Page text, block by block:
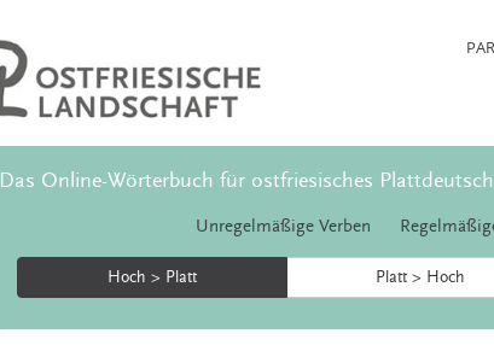
Das Online-Wörterbuch für ostfriesisches Plattdeutsch
Unregelmäßige Verben
Hoch > Platt Platt > Hoch